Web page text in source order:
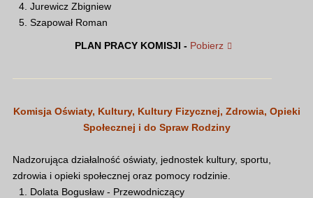
Jurewicz Zbigniew
Szapował Roman
PLAN PRACY KOMISJI - Pobierz
Komisja Oświaty, Kultury, Kultury Fizycznej, Zdrowia, Opieki
Społecznej i do Spraw Rodziny
Nadzorująca działalność oświaty, jednostek kultury, sportu,
zdrowia i opieki społecznej oraz pomocy rodzinie.
Dolata Bogusław - Przewodniczący